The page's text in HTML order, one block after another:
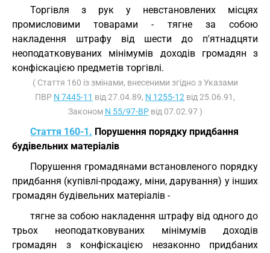
Торгівля з рук у невстановлених місцях
промисловими товарами - тягне за собою
накладення штрафу від шести до п'ятнадцяти
неоподатковуваних мінімумів доходів громадян з
конфіскацією предметів торгівлі.
( Стаття 160 із змінами, внесеними згідно з Указами
ПВР N 7445-11 від 27.04.89, N 1255-12 від 25.06.91,
Законом N 55/97-ВРвід 07.02.97 )
Стаття 160-1. Порушення порядку придбання
будівельних матеріалів
Порушення громадянами встановленого порядку
придбання (купівлі-продажу, міни, дарування) у інших
громадян будівельних матеріалів -
тягне за собою накладення штрафу від одного до
трьох неоподатковуваних мінімумів доходів
громадян з конфіскацією незаконно придбаних